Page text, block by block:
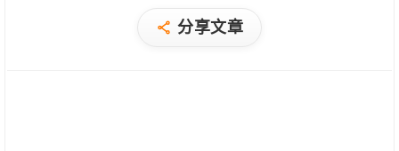
分享文章